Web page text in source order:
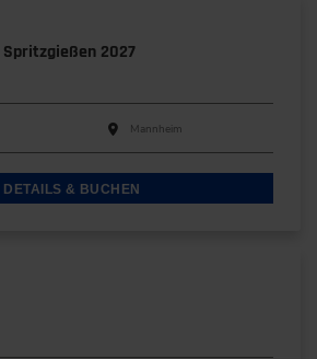
2027
Mannheim
DETAILS & BUCHEN